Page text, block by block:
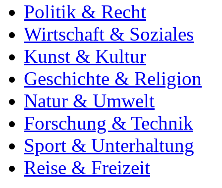
Politik & Recht
Wirtschaft & Soziales
Kunst & Kultur
Geschichte & Religion
Natur & Umwelt
Forschung & Technik
Sport & Unterhaltung
Reise & Freizeit